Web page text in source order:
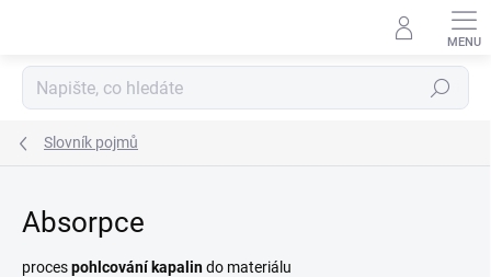
Hledat
Slovník pojmů
Absorpce
procespohlcování kapalindo materiálu